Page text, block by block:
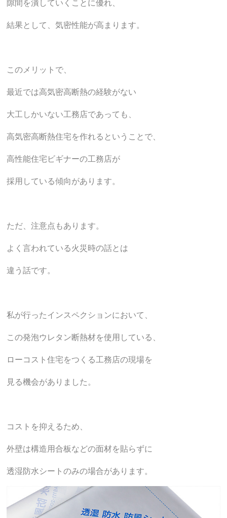
結果として、気密性能が高まります。
このメリットで、
最近では高気密高断熱の経験がない
大工しかいない工務店であっても、
高気密高断熱住宅を作れるということで、
高性能住宅ビギナーの工務店が
採用している傾向があります。
ただ、注意点もあります。
よく言われている火災時の話とは
違う話です。
私が行ったインスペクションにおいて、
この発泡ウレタン断熱材を使用している、
ローコスト住宅をつくる工務店の現場を
見る機会がありました。
コストを抑えるため、
外壁は構造用合板などの面材を貼らずに
透湿防水シートのみの場合があります。